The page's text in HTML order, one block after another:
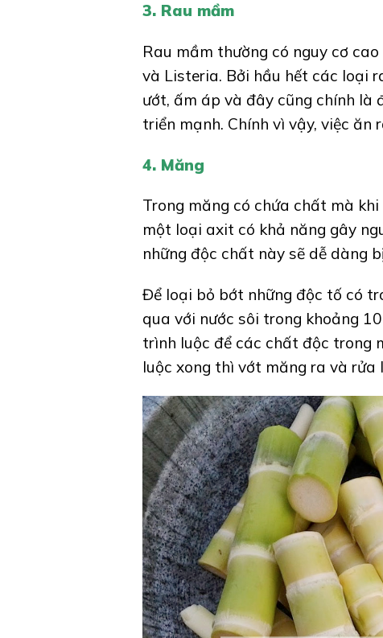
3. Rau mầm
Rau mầm thường có nguy cơ
và Listeria. Bởi hầu hết các loại
ướt, ấm áp và đây cũng chính là
triển mạnh. Chính vì vậy, việc ăn
4. Măng
Trong măng có chứa chất mà
một loại axit có khả năng gây
những độc chất này sẽ dễ dàng
Để loại bỏ bớt những độc tố có
qua với nước sôi trong khoảng
trình luộc để các chất độc trong
luộc xong thì vớt măng ra và rửa